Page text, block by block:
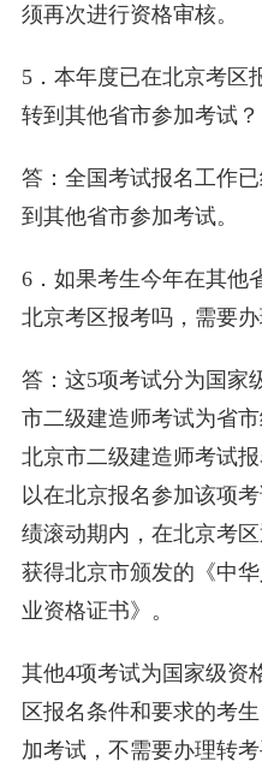
须再次进行资格审核。
5．本年度已在北京考区
转到其他省市参加考试？
答：全国考试报名工作
到其他省市参加考试。
6．如果考生今年在其他
北京考区报考吗，需要
答：这5项考试分为国家
市二级建造师考试为省
北京市二级建造师考试
以在北京报名参加该项
绩滚动期内，在北京考
获得北京市颁发的《中
业资格证书》。
其他4项考试为国家级资
区报名条件和要求的考
加考试，不需要办理转考